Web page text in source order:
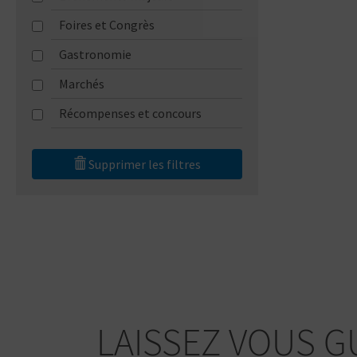
Foires et Congrès
Gastronomie
Marchés
Récompenses et concours
Supprimer les filtres
LAISSEZ VOUS